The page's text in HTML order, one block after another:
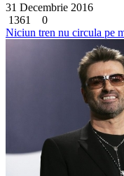
31 Decembrie 2016
1361
0
Niciun tren nu circula pe